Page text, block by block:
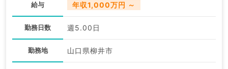
給与 年収1,000万円 ～
勤務日数 週5.00日
勤務地 山口県柳井市